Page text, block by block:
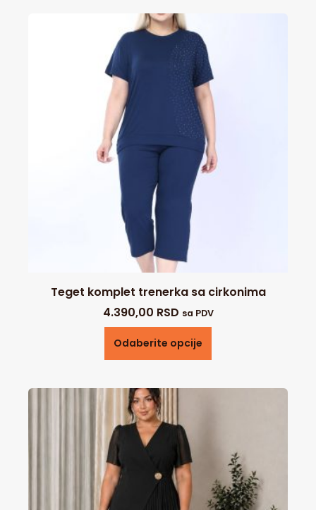
Teget komplet trenerka sa cirkonima
4.390,00 RSD sa PDV
Odaberite opcije